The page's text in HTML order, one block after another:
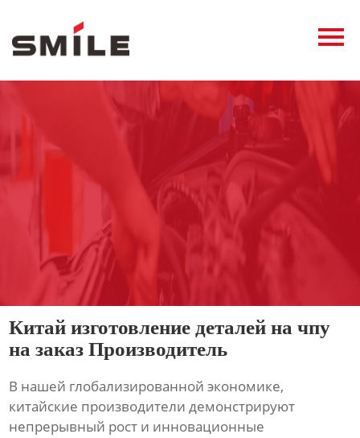
Продукция
О нас
Контакты
Китай изготовление деталей на чпу
на заказ Производитель
В нашей глобализированной экономике,
китайские производители демонстрируют
непрерывный рост и инновационные